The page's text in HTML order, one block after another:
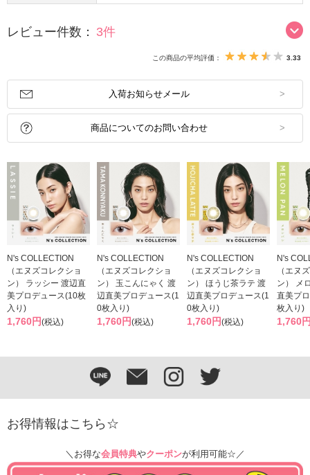
レビュー件数： 3件
この商品の平均評価： 3.33
入荷お知らせメール
商品についてのお問い合わせ
N's COLLECTION
（エヌズコレクショ
ン） ラッシー 渡辺直
美プロデュース(10枚
入り)
1,760円(税込)
N's COLLECTION
（エヌズコレクショ
ン） 玉こんにゃく 渡
辺直美プロデュース(1
0枚入り)
1,760円(税込)
N's COLLECTION
（エヌズコレクショ
ン） ほうじ茶ラテ 渡
辺直美プロデュース(1
0枚入り)
1,760円(税込)
N's
（エヌ
ン） メ
直美プ
枚入り)
1,760
お得情報はこちら☆
＼お得な会員特典やクーポンが利用可能☆／